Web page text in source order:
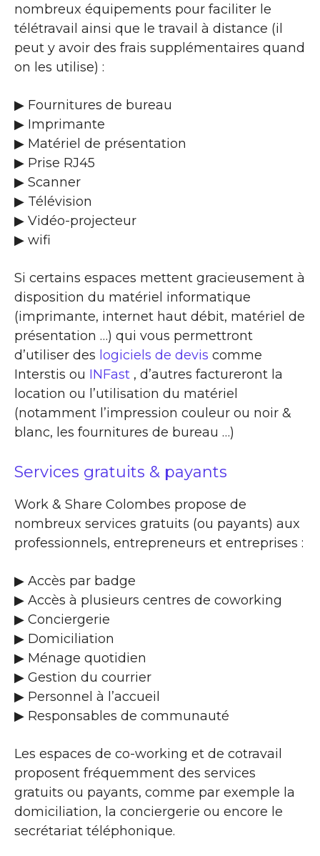
nombreux équipements pour faciliter le
télétravail ainsi que le travail à distance (il
peut y avoir des frais supplémentaires quand
on les utilise) :
▶ Fournitures de bureau
▶ Imprimante
▶ Matériel de présentation
▶ Prise RJ45
▶ Scanner
▶ Télévision
▶ Vidéo-projecteur
▶ wifi
Si certains espaces mettent gracieusement à
disposition du matériel informatique
(imprimante, internet haut débit, matériel de
présentation …) qui vous permettront
d’utiliser des logiciels de devis comme
Interstis ou INFast , d’autres factureront la
location ou l’utilisation du matériel
(notamment l’impression couleur ou noir &
blanc, les fournitures de bureau …)
Services gratuits & payants
Work & Share Colombes propose de
nombreux services gratuits (ou payants) aux
professionnels, entrepreneurs et entreprises :
▶​ Accès par badge
▶​ Accès à plusieurs centres de coworking
▶​ Conciergerie
▶​ Domiciliation
▶​ Ménage quotidien
▶​ Gestion du courrier
▶​ Personnel à l’accueil
▶​ Responsables de communauté
Les espaces de co-working et de cotravail
proposent fréquemment des services
gratuits ou payants, comme par exemple la
domiciliation, la conciergerie ou encore le
secrétariat téléphonique.